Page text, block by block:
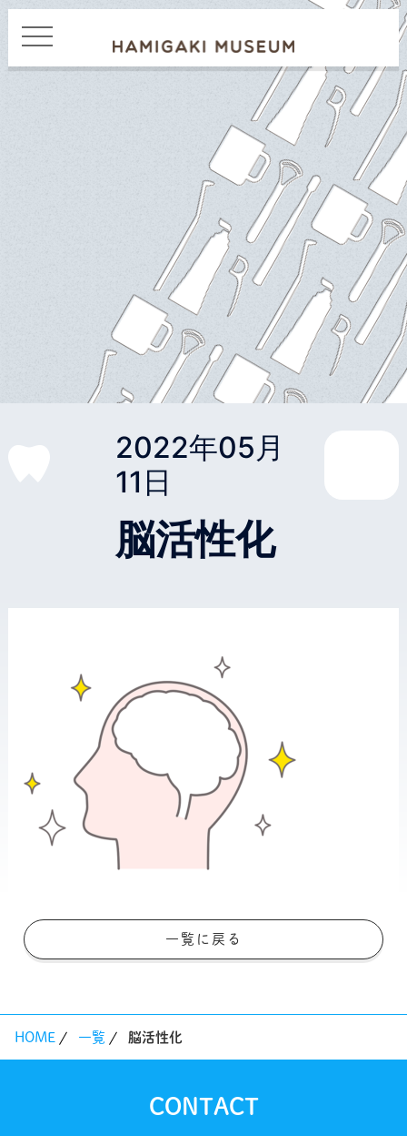
2022年05月
11日
脳活性化
一覧に戻る
HOME 一覧 脳活性化
CONTACT